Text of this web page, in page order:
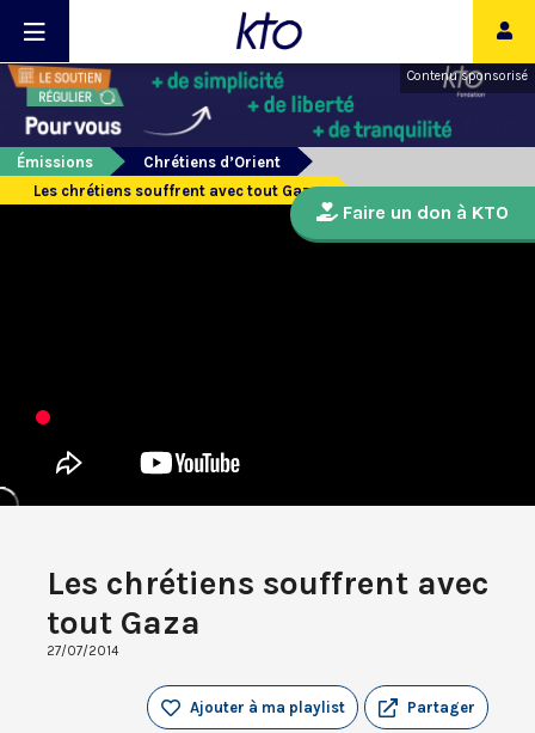
Contenu sponsorisé
Émissions
Chrétiens d’Orient
Les chrétiens souffrent avec tout Gaza
Les chrétiens souffrent avec
tout Gaza
27/07/2014
Partager
Ajouter à ma playlist
Faire un don à KTO